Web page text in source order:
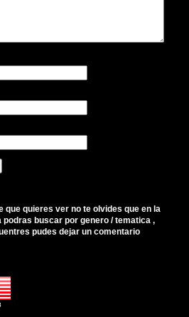
que quieres ver no te olvides que en la
buscar por genero / tematica ,
pudes dejar un comentario